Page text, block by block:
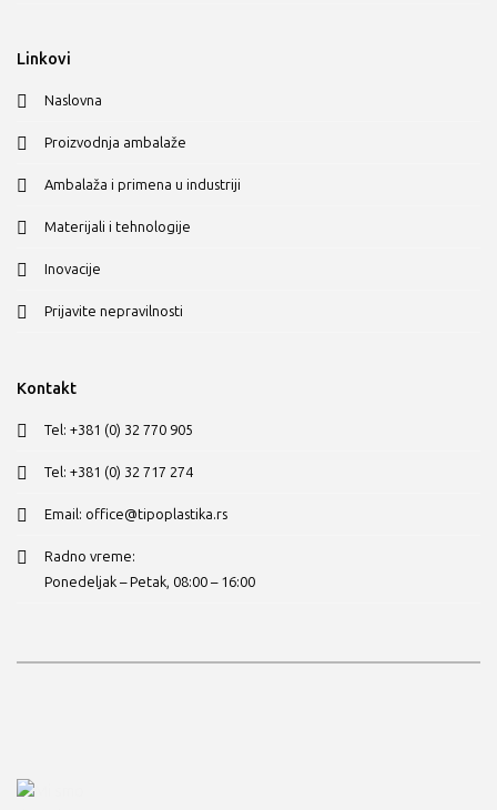
Linkovi
Naslovna
Proizvodnja ambalaže
Ambalaža i primena u industriji
Materijali i tehnologije
Inovacije
Prijavite nepravilnosti
Kontakt
Tel: +381 (0) 32 770 905
Tel: +381 (0) 32 717 274
Email: office@tipoplastika.rs
Radno vreme:
Ponedeljak – Petak, 08:00 – 16:00